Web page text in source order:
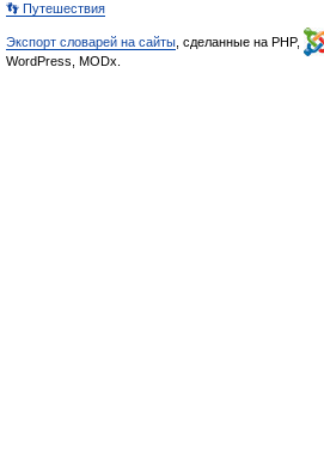
👣 Путешествия
Экспорт словарей на сайты , сделанные на PHP,
WordPress, MODx.